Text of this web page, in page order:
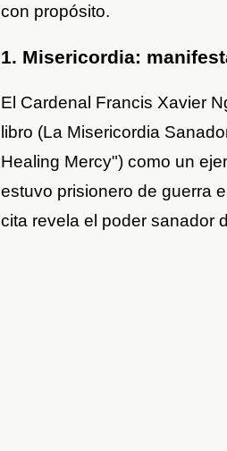
con propósito.
1. Misericordia:
El Cardenal Francis Xavier
libro (La Misericordia
Healing Mercy") como un
estuvo prisionero de guerra
cita revela el poder sanador